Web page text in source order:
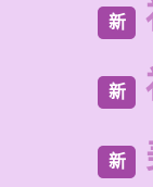
新
新
新